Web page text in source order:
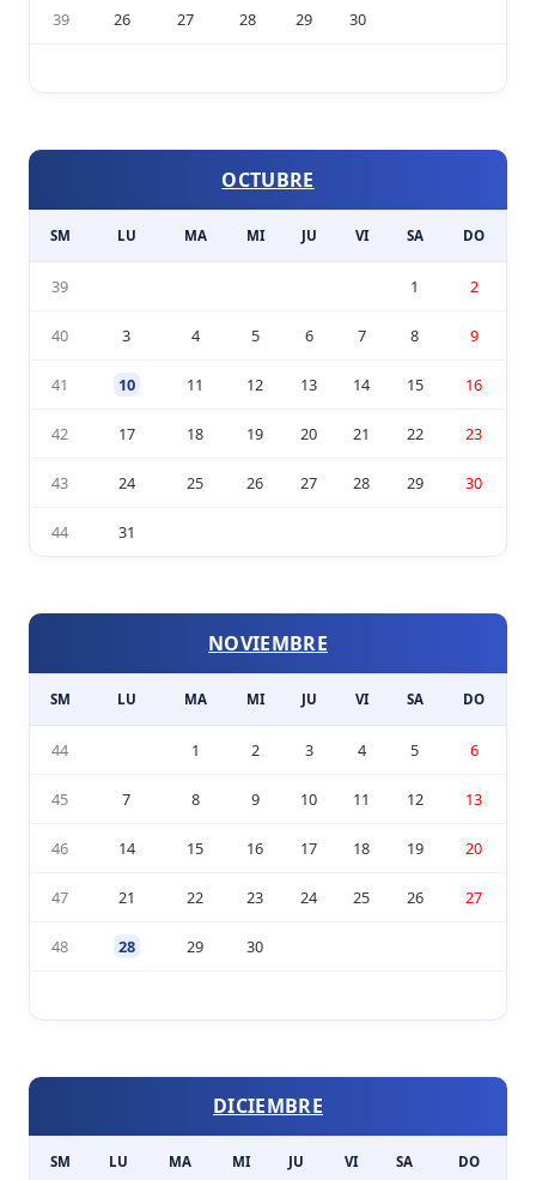
39 26 27 28 29 30
OCTUBRE
SM LU MA MI JU VI SA DO
39 1 2
40 3 4 5 6 7 8 9
41 10 11 12 13 14 15 16
42 17 18 19 20 21 22 23
43 24 25 26 27 28 29 30
44 31
NOVIEMBRE
SM LU MA MI JU VI SA DO
44 1 2 3 4 5 6
45 7 8 9 10 11 12 13
46 14 15 16 17 18 19 20
47 21 22 23 24 25 26 27
48 28 29 30
DICIEMBRE
SM LU MA MI JU VI SA DO